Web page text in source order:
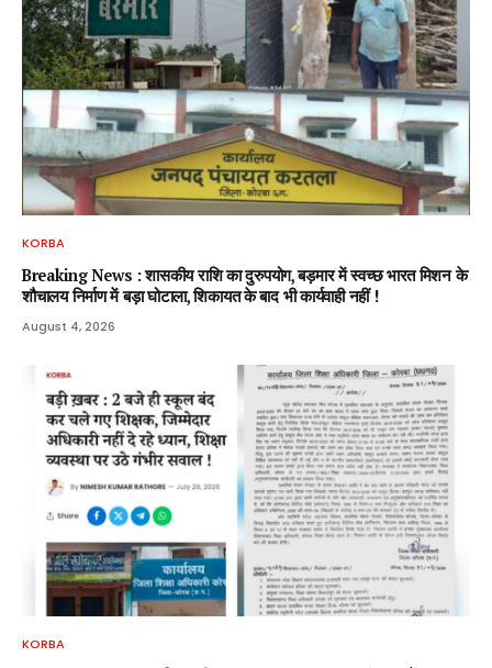
KORBA
Breaking News : शासकीय राशि का दुरुपयोग, बड़मार में स्वच्छ भारत मिशन के
शौचालय निर्माण में बड़ा घोटाला, शिकायत के बाद भी कार्यवाही नहीं !
August 4, 2026
KORBA